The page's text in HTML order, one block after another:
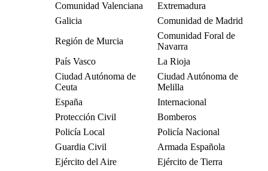
Comunidad Valenciana
Extremadura
Galicia
Comunidad de Madrid
Región de Murcia
Comunidad Foral de
Navarra
País Vasco
La Rioja
Ciudad Autónoma de
Ceuta
Ciudad Autónoma de
Melilla
España
Internacional
Protección Civil
Bomberos
Policía Local
Policía Nacional
Guardia Civil
Armada Española
Ejército del Aire
Ejército de Tierra